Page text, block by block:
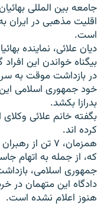
گزارش‌های ویدئویی
English
به ما بپیوندید
زبان‌های دیگر
جامعه بین المللی
است.
دیان علائی، نماینده
بیگناه خواندن این
در بازداشت موقت به
بدرازا بکشد.
بگفته خانم علائی
کرده اند.
همزمان، ۷ تن
که، از جمله به اتهام
جمهوری اسلامی،
دادگاه این متهمان در
هنوز اعلام نشده است.